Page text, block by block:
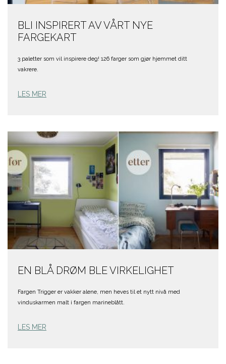
BLI INSPIRERT AV VÅRT NYE
FARGEKART
3 paletter som vil inspirere deg! 126 farger som gjør hjemmet ditt
vakrere.
LES MER
EN BLÅ DRØM BLE VIRKELIGHET
Fargen Trigger er vakker alene, men heves til et nytt nivå med
vinduskarmen malt i fargen marineblått.
LES MER